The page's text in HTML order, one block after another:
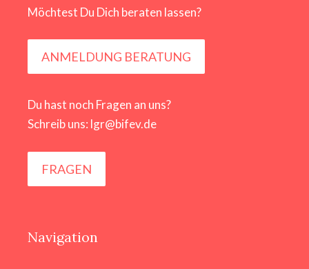
Möchtest Du Dich beraten lassen?
ANMELDUNG BERATUNG
Du hast noch Fragen an uns?
Schreib uns: lgr@bifev.de
FRAGEN
Navigation